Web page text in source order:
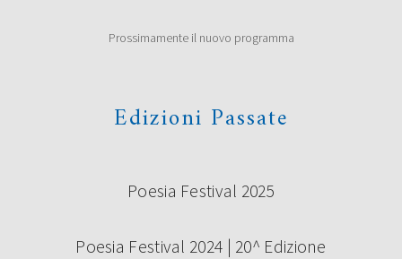
Prossimamente il nuovo programma
Edizioni Passate
Poesia Festival 2025
Poesia Festival 2024 | 20^ Edizione